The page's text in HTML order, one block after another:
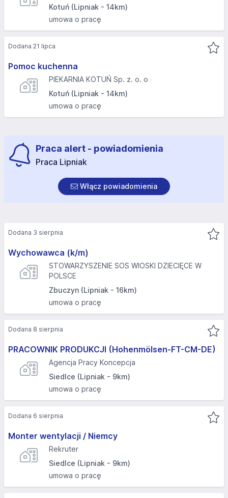
Kotuń (Lipniak - 14km)
umowa o pracę
Pomoc kuchenna
PIEKARNIA KOTUŃ Sp. z. o. o
Kotuń (Lipniak - 14km)
umowa o pracę
Dodana 21 lipca
Praca alert - powiadomienia
Praca Lipniak
Włącz powiadomienia
Wychowawca (k/m)
STOWARZYSZENIE SOS WIOSKI DZIECIĘCE W
POLSCE
Zbuczyn (Lipniak - 16km)
umowa o pracę
Dodana 3 sierpnia
PRACOWNIK PRODUKCJI (Hohenmölsen-FT-CM-DE)
Agencja Pracy Koncepcja
Siedlce (Lipniak - 9km)
umowa o pracę
Dodana 8 sierpnia
Monter wentylacji / Niemcy
Rekruter
Siedlce (Lipniak - 9km)
umowa o pracę
Dodana 6 sierpnia